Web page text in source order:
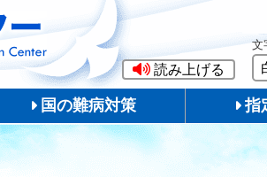
文
読み上げる
国の難病対策 指